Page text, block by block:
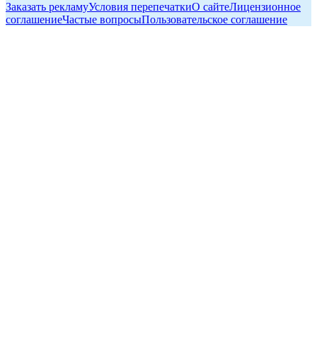
Заказать рекламуУсловия перепечаткиО сайтеЛицензионное
соглашениеЧастые вопросыПользовательское соглашение